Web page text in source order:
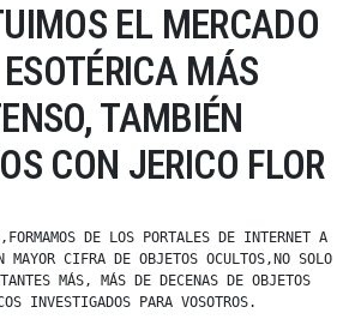
EL MERCADO
MÁS
TAMBIÉN
CON JERICO FLOR
DE LOS PORTALES DE INTERNET A
MAYOR CIFRA DE OBJETOS OCULTOS,NO SOLO
MÁS, MÁS DE DECENAS DE OBJETOS
INVESTIGADOS PARA VOSOTROS.